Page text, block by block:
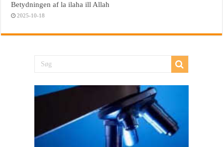
Betydningen af la ilaha ill Allah
2025-10-18